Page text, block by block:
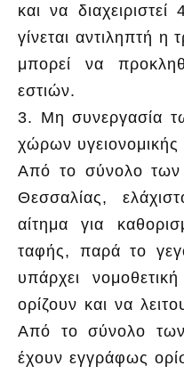
και να
γίνεται αντιληπτή
μπορεί να
εστιών.
3. Μη συνεργασία
χώρων υγειονομικής
Από το σύνολο των
Θεσσαλίας,
αίτημα για
ταφής, παρά το
υπάρχει
ορίζουν και να
Από το σύνολο
έχουν εγγράφως